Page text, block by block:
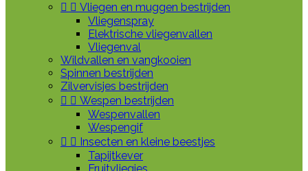
  Vliegen en muggen bestrijden
Vliegenspray
Elektrische vliegenvallen
Vliegenval
Wildvallen en vangkooien
Spinnen bestrijden
Zilvervisjes bestrijden
  Wespen bestrijden
Wespenvallen
Wespengif
  Insecten en kleine beestjes
Tapijtkever